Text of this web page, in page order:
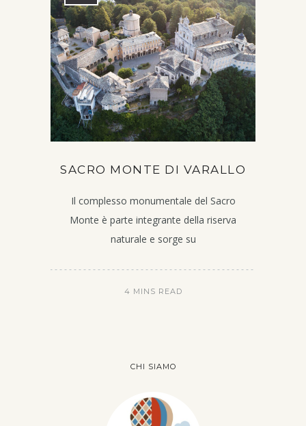
SACRO MONTE DI VARALLO
Il complesso monumentale del Sacro
Monte è parte integrante della riserva
naturale e sorge su
4 MINS READ
CHI SIAMO